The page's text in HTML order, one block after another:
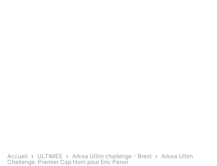
Accueil ULTIMES Arkea Ultim challenge - Brest
Arkea Ultim
Challenge. Premier Cap Horn pour Eric Péron